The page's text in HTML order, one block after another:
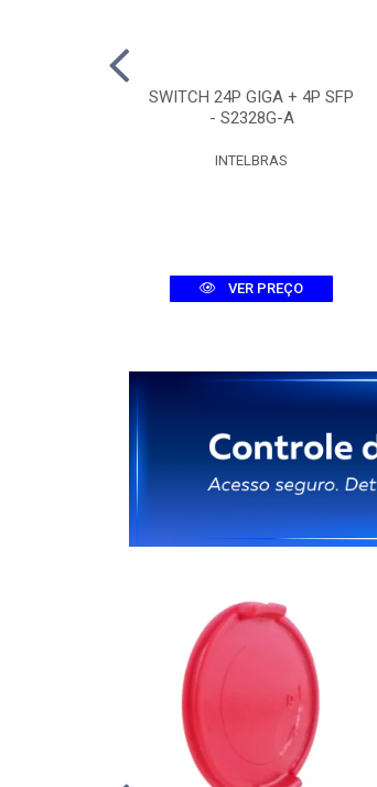
SWITCH 24P GIGA + 4P SFP
- S2328G-A
INTELBRAS
VER PREÇO